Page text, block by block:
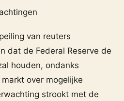
van reuters
dat de Federal Reserve de
houden, ondanks
over mogelijke
strookt met de